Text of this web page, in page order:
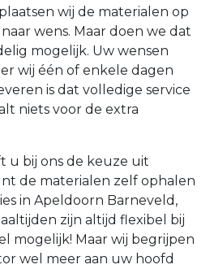
wij de materialen op
wens. Maar doen we dat
mogelijk. Uw wensen
wij één of enkele dagen
is dat volledige service
niets voor de extra
u bij ons de keuze uit
de materialen zelf ophalen
in Apeldoorn Barneveld,
zijn altijd flexibel bij
mogelijk! Maar wij begrijpen
wel meer aan uw hoofd